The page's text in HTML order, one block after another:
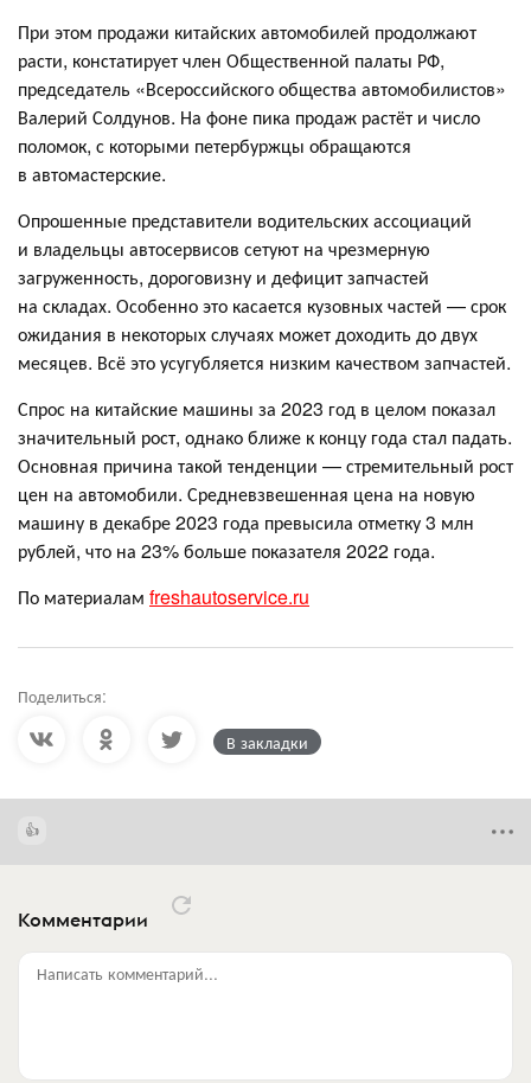
При этом продажи китайских автомобилей продолжают
расти, констатирует член Общественной палаты РФ,
председатель «Всероссийского общества автомобилистов»
Валерий Солдунов. На фоне пика продаж растёт и число
поломок, с которыми петербуржцы обращаются
в автомастерские.
Опрошенные представители водительских ассоциаций
и владельцы автосервисов сетуют на чрезмерную
загруженность, дороговизну и дефицит запчастей
на складах. Особенно это касается кузовных частей — срок
ожидания в некоторых случаях может доходить до двух
месяцев. Всё это усугубляется низким качеством запчастей.
Спрос на китайские машины за 2023 год в целом показал
значительный рост, однако ближе к концу года стал падать.
Основная причина такой тенденции — стремительный рост
цен на автомобили. Средневзвешенная цена на новую
машину в декабре 2023 года превысила отметку 3 млн
рублей, что на 23% больше показателя 2022 года.
По материалам freshautoservice.ru
Поделиться:
В закладки
Комментарии
Написать комментарий...